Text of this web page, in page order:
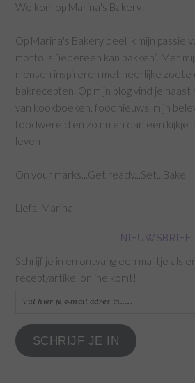
Welkom op Marina's Bakery!
Op Marina's Bakery deel ik mijn passie
motto is “iedereen kan bakken”. Met
mensen inspireren met heerlijke zoete
bakrecepten. Op mijn blog vind je
van kookboeken, foodnieuws, mijn
foodwereld en zo nu en dan een kijkje
leven!
On your marks...Get ready...Set...Bake
Liefs, Marina
NIEUWSBRIEF
Schrijf je in en ontvang een mailtje als
recept/artikel online komt!
vul
je
e-
SCHRIJF JE IN